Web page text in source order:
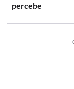
percebe